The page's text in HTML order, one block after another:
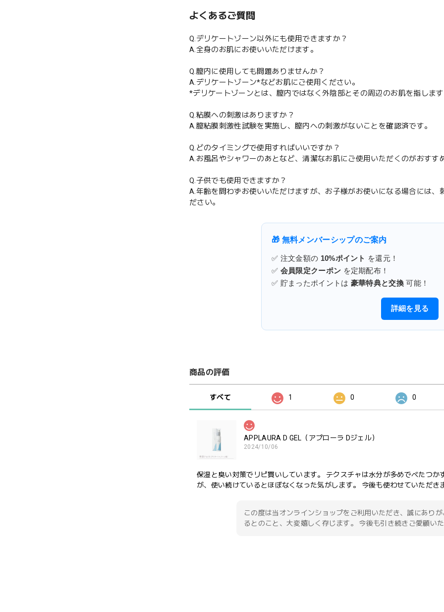
よくあるご質問
Q.デリケートゾーン以外にも使用できますか？
A.全身のお肌にお使いいただけます。
Q.膣内に使用しても問題ありませんか？
A.デリケートゾーン*などお肌にご使用ください。
*デリケートゾーンとは、膣内ではなく外陰部とその周辺のお肌を指します
Q.粘膜への刺激はありますか？
A.膣粘膜刺激性試験を実施し、膣内への刺激がないことを確認済です。
Q.どのタイミングで使用すればいいですか？
A.お風呂やシャワーのあとなど、清潔なお肌にご使用いただくのがおすす
Q.子供でも使用できますか？
A.年齢を問わずお使いいただけますが、お子様がお使いになる場合には
ださい。
🎁 無料メンバーシップのご案内
✅ 注文金額の 10%ポイント
を還元！
✅ 会員限定クーポン を定期配布！
✅ 貯まったポイントは 豪華特典と交換 可能！
詳細を見る
商品の評価
すべて 1 0 0
APPLAURA D GEL（アプローラ Dジェル）
2024/10/06
保湿と臭い対策でリピ買いしています。 テクスチャは水分が多めでべたつ
が、使い続けているとほぼなくなった気がします。 今後も使わせていただき
この度は当オンラインショップをご利用いただき、誠にあり
るとのこと、大変嬉しく存じます。 今後も引き続きご愛顧いた